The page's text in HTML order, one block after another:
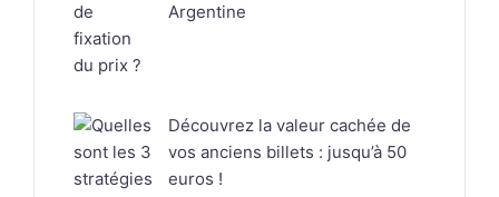
Argentine
Découvrez la valeur cachée de
vos anciens billets : jusqu’à 50
euros !